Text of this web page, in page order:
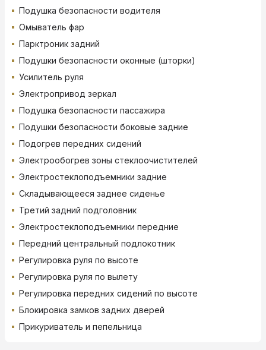
Подушка безопасности водителя
Омыватель фар
Парктроник задний
Подушки безопасности оконные (шторки)
Усилитель руля
Электропривод зеркал
Подушка безопасности пассажира
Подушки безопасности боковые задние
Подогрев передних сидений
Электрообогрев зоны стеклоочистителей
Электростеклоподъемники задние
Складывающееся заднее сиденье
Третий задний подголовник
Электростеклоподъемники передние
Передний центральный подлокотник
Регулировка руля по высоте
Регулировка руля по вылету
Регулировка передних сидений по высоте
Блокировка замков задних дверей
Прикуриватель и пепельница